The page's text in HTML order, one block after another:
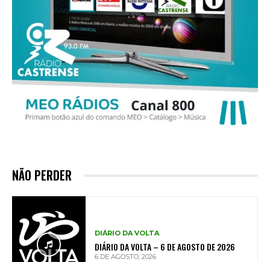
NÃO PERDER
DIÁRIO DA VOLTA
DIÁRIO DA VOLTA – 6 DE AGOSTO DE 2026
6 DE AGOSTO, 2026